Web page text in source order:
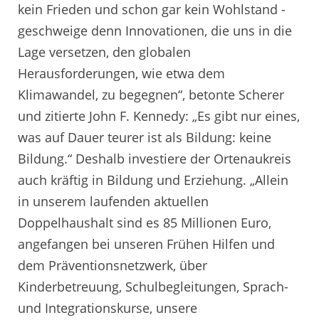
kein Frieden und schon gar kein Wohlstand -
geschweige denn Innovationen, die uns in die
Lage versetzen, den globalen
Herausforderungen, wie etwa dem
Klimawandel, zu begegnen“, betonte Scherer
und zitierte John F. Kennedy: „Es gibt nur eines,
was auf Dauer teurer ist als Bildung: keine
Bildung.“ Deshalb investiere der Ortenaukreis
auch kräftig in Bildung und Erziehung. „Allein
in unserem laufenden aktuellen
Doppelhaushalt sind es 85 Millionen Euro,
angefangen bei unseren Frühen Hilfen und
dem Präventionsnetzwerk, über
Kinderbetreuung, Schulbegleitungen, Sprach-
und Integrationskurse, unsere